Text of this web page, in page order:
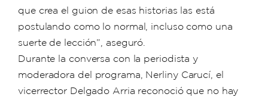
que crea el guion de esas historias las está
postulando como lo normal, incluso como una
suerte de lección”, aseguró.
Durante la conversa con la periodista y
moderadora del programa, Nerliny Carucí, el
vicerrector Delgado Arria reconoció que no hay